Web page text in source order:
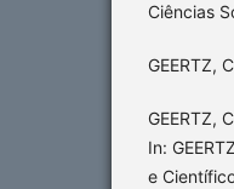
Ciências
GEERTZ,
GEERTZ,
In:
e